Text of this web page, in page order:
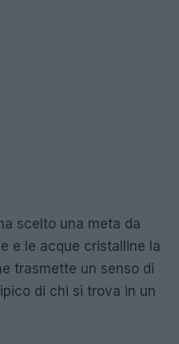
scelto una meta da
e le acque cristalline la
trasmette un senso di
di chi si trova in un